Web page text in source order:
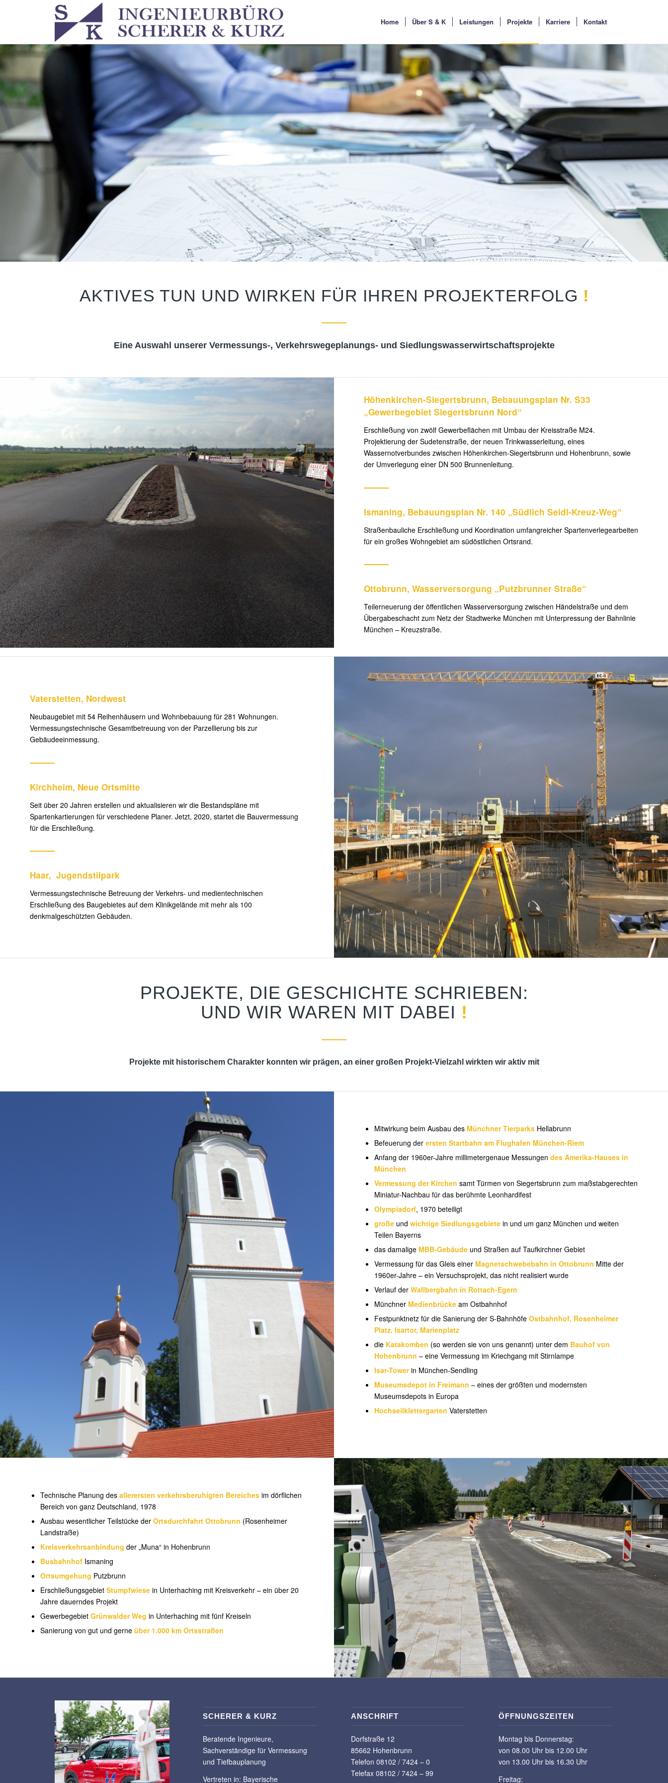
Home Über S & K Leistungen Projekte Karriere Kontakt
AKTIVES TUN UND WIRKEN FÜR IHREN PROJEKTERFOLG !
Eine Auswahl unserer Vermessungs-, Verkehrswegeplanungs- und Siedlungswasserwirtschaftsprojekte
Höhenkirchen-Siegertsbrunn, Bebauungsplan Nr. S33
„Gewerbegebiet Siegertsbrunn Nord“
Erschließung von zwölf Gewerbeflächen mit Umbau der Kreisstraße M24.
Projektierung der Sudetenstraße, der neuen Trinkwasserleitung, eines
Wassernotverbundes zwischen Höhenkirchen-Siegertsbrunn und Hohenbrunn, sowie
der Umverlegung einer DN 500 Brunnenleitung.
Ismaning, Bebauungsplan Nr. 140 „Südlich Seidl-Kreuz-Weg“
Straßenbauliche Erschließung und Koordination umfangreicher Spartenverlegearbeiten
für ein großes Wohngebiet am südöstlichen Ortsrand.
Ottobrunn, Wasserversorgung „Putzbrunner Straße“
Teilerneuerung der öffentlichen Wasserversorgung zwischen Händelstraße und dem
Übergabeschacht zum Netz der Stadtwerke München mit Unterpressung der Bahnlinie
München – Kreuzstraße.
Vaterstetten, Nordwest
Neubaugebiet mit 54 Reihenhäusern und Wohnbebauung für 281 Wohnungen.
Vermessungstechnische Gesamtbetreuung von der Parzellierung bis zur
Gebäudeeinmessung.
Kirchheim, Neue Ortsmitte
Seit über 20 Jahren erstellen und aktualisieren wir die Bestandspläne mit
Spartenkartierungen für verschiedene Planer. Jetzt, 2020, startet die Bauvermessung
für die Erschließung.
Haar, Jugendstilpark
Vermessungstechnische Betreuung der Verkehrs- und medientechnischen
Erschließung des Baugebietes auf dem Klinikgelände mit mehr als 100
denkmalgeschützten Gebäuden.
PROJEKTE, DIE GESCHICHTE SCHRIEBEN:
UND WIR WAREN MIT DABEI !
Projekte mit historischem Charakter konnten wir prägen, an einer großen Projekt-Vielzahl wirkten wir aktiv mit
Mitwirkung beim Ausbau des Münchner Tierparks Hellabrunn
Befeuerung der ersten Startbahn am Flughafen München-Riem
Anfang der 1960er-Jahre millimetergenaue Messungen des Amerika-Hauses in
München
Vermessung der Kirchen samt Türmen von Siegertsbrunn zum maßstabgerechten
Miniatur-Nachbau für das berühmte Leonhardifest
Olympiadorf, 1970 beteiligt
große und wichtige Siedlungsgebiete in und um ganz München und weiten
Teilen Bayerns
das damalige MBB-Gebäude und Straßen auf Taufkirchner Gebiet
Vermessung für das Gleis einer Magnetschwebebahn in Ottobrunn Mitte der
1960er-Jahre – ein Versuchsprojekt, das nicht realisiert wurde
Verlauf der Wallbergbahn in Rottach-Egern
Münchner Medienbrücke am Ostbahnhof
Festpunktnetz für die Sanierung der S-Bahnhöfe Ostbahnhof, Rosenheimer
Platz, Isartor, Marienplatz
die Katakomben (so werden sie von uns genannt) unter dem Bauhof von
Hohenbrunn – eine Vermessung im Kriechgang mit Stirnlampe
Isar-Tower in München-Sendling
Museumsdepot in Freimann – eines der größten und modernsten
Museumsdepots in Europa
Hochseilklettergarten Vaterstetten
Technische Planung des allerersten verkehrsberuhigten Bereiches im dörflichen
Bereich von ganz Deutschland, 1978
Ausbau wesentlicher Teilstücke der Ortsdurchfahrt Ottobrunn (Rosenheimer
Landstraße)
Kreisverkehrsanbindung der „Muna“ in Hohenbrunn
Busbahnhof Ismaning
Ortsumgehung Putzbrunn
Erschließungsgebiet Stumpfwiese in Unterhaching mit Kreisverkehr – ein über 20
Jahre dauerndes Projekt
Gewerbegebiet Grünwalder Weg in Unterhaching mit fünf Kreiseln
Sanierung von gut und gerne über 1.000 km Ortsstraßen
SCHERER & KURZ
Beratende Ingenieure,
Sachverständige für Vermessung
und Tiefbauplanung
Vertreten in: Bayerische
ANSCHRIFT
Dorfstraße 12
85662 Hohenbrunn
Telefon 08102 / 7424 – 0
Telefax 08102 / 7424 – 99
ÖFFNUNGSZEITEN
Montag bis Donnerstag:
von 08.00 Uhr bis 12.00 Uhr
von 13.00 Uhr bis 16.30 Uhr
Freitag: